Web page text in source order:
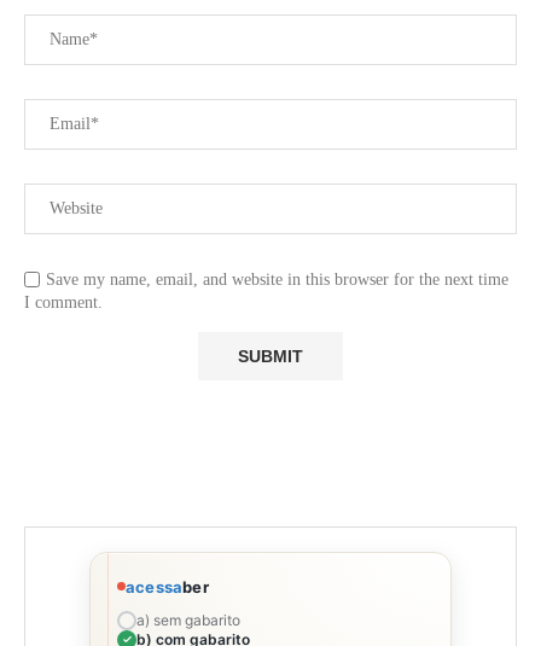
Save my name, email, and website in this browser for the next time
I comment.
acessaber
a) sem gabarito
b) com gabarito